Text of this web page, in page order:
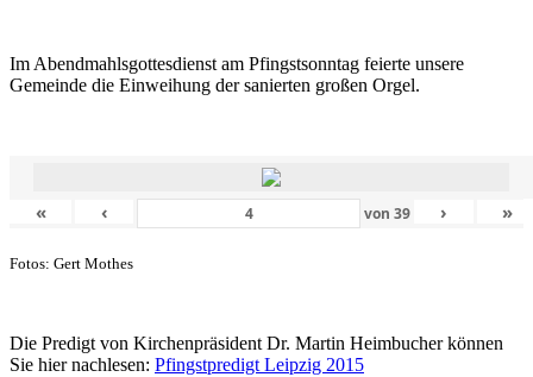
Im Abendmahlsgottesdienst am Pfingstsonntag feierte unsere
Gemeinde die Einweihung der sanierten großen Orgel.
« ‹ von39 › »
Fotos: Gert Mothes
Die Predigt von Kirchenpräsident Dr. Martin Heimbucher können
Sie hier nachlesen: Pfingstpredigt Leipzig 2015